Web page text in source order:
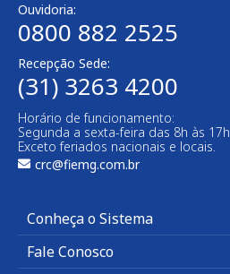
Ouvidoria:
0800 882 2525​
Recepção Sede:
(31) 3263 4200
Horário de funcionamento:
Segunda a sexta-feira das 8h às 17h
Exceto feriados nacionais e locais.
crc@fiemg.com.br
Conheça o Sistema
Fale Conosco